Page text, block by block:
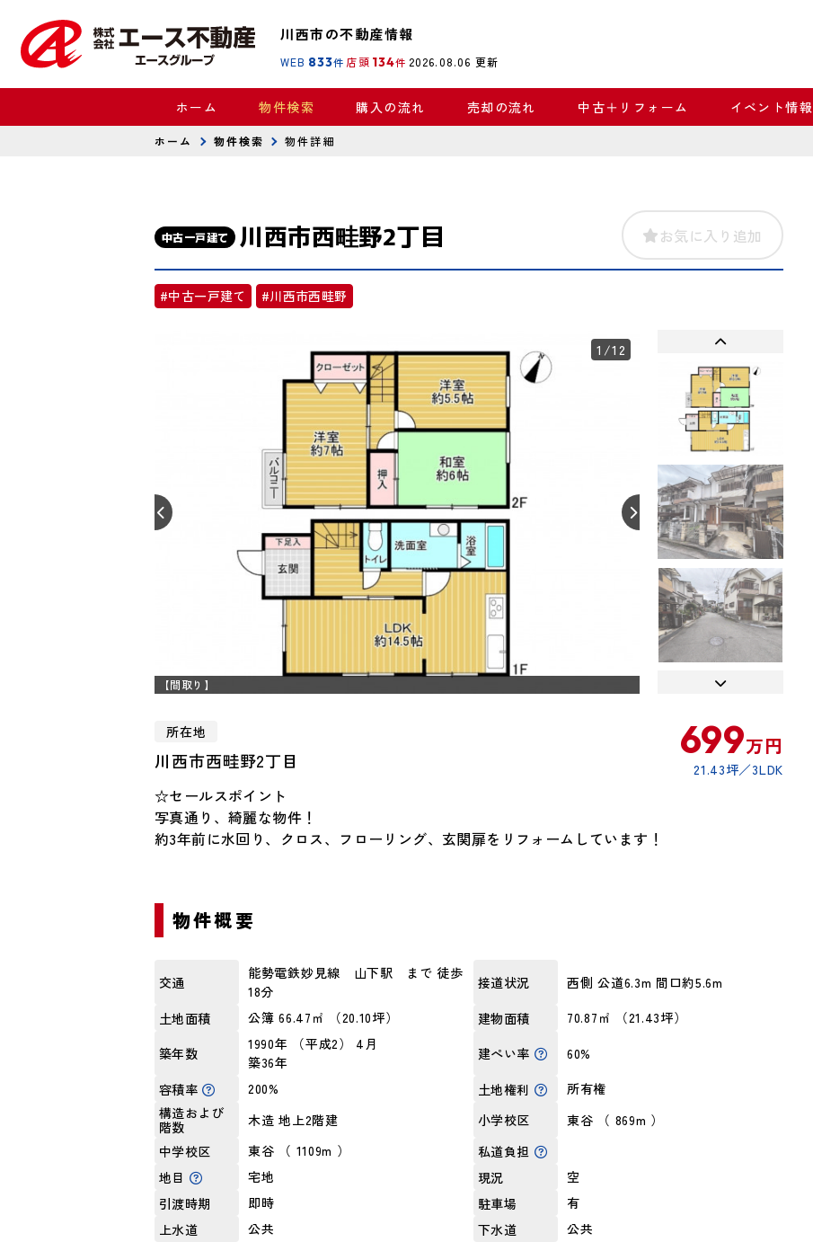
川西市の不動産情報
WEB 833件 店頭 134件 2026.08.06 更新
ホーム 物件検索 購入の流れ 売却の流れ 中古＋リフォーム イベント情報
ホーム 物件検索 物件詳細
中古一戸建て 川西市西畦野2丁目 お気に入り追加
#中古一戸建て #川西市西畦野
1 /12
【間取り】
所在地
川西市西畦野2丁目 699万円
21.43坪 3LDK
☆セールスポイント
写真通り、綺麗な物件！
約3年前に水回り、クロス、フローリング、玄関扉をリフォームしています！
物件概要
交通
能勢電鉄妙見線 山下駅 まで 徒歩
18分
接道状況
西側 公道6.3m 間口約5.6m
土地面積
公簿 66.47㎡ （20.10坪） 建物面積
70.87㎡ （21.43坪）
築年数
1990年 （平成2） 4月
築36年
建ぺい率
60%
容積率
200% 土地権利
所有権
構造および
階数
木造 地上2階建 小学校区
東谷 （ 869m ）
中学校区
東谷 （ 1109m ）
私道負担
地目
宅地 現況
空
引渡時期
即時 駐車場
有
上水道
公共 下水道
公共